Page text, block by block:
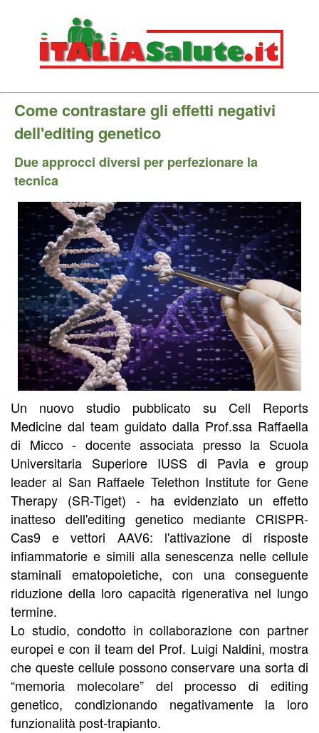
Come contrastare gli effetti negativi
dell'editing genetico
Due approcci diversi per perfezionare la
tecnica
Un nuovo studio pubblicato su Cell Reports
Medicine dal team guidato dalla Prof.ssa Raffaella
di Micco - docente associata presso la Scuola
Universitaria Superiore IUSS di Pavia e group
leader al San Raffaele Telethon Institute for Gene
Therapy (SR-Tiget) - ha evidenziato un effetto
inatteso dell'editing genetico mediante CRISPR-
Cas9 e vettori AAV6: l'attivazione di risposte
infiammatorie e simili alla senescenza nelle cellule
staminali ematopoietiche, con una conseguente
riduzione della loro capacità rigenerativa nel lungo
termine.
Lo studio, condotto in collaborazione con partner
europei e con il team del Prof. Luigi Naldini, mostra
che queste cellule possono conservare una sorta di
“memoria molecolare” del processo di editing
genetico, condizionando negativamente la loro
funzionalità post-trapianto.